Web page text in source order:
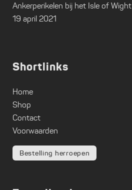
Ankerperikelen bij het Isle of Wight
19 april 2021
Shortlinks
Home
Shop
Contact
Voorwaarden
Bestelling herroepen